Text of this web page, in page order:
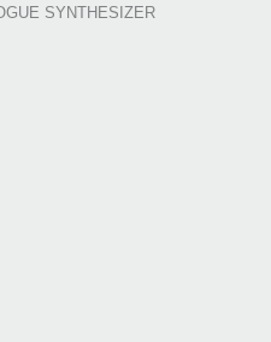
SYNTHESIZER